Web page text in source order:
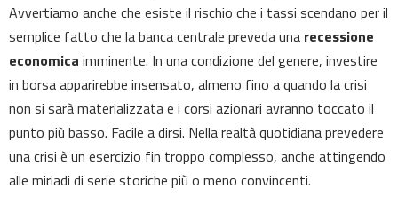
Avvertiamo anche che esiste il rischio che i tassi scendano per il
semplice fatto che la banca centrale preveda una recessione
economica imminente. In una condizione del genere, investire
in borsa apparirebbe insensato, almeno fino a quando la crisi
non si sarà materializzata e i corsi azionari avranno toccato il
punto più basso. Facile a dirsi. Nella realtà quotidiana prevedere
una crisi è un esercizio fin troppo complesso, anche attingendo
alle miriadi di serie storiche più o meno convincenti.